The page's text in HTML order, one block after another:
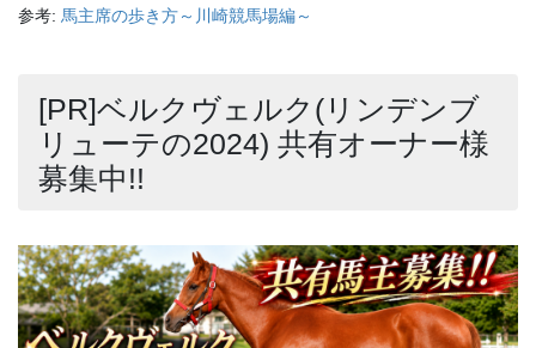
参考: 馬主席の歩き方～川崎競馬場編～
[PR]ベルクヴェルク(リンデンブ
リューテの2024) 共有オーナー様
募集中!!